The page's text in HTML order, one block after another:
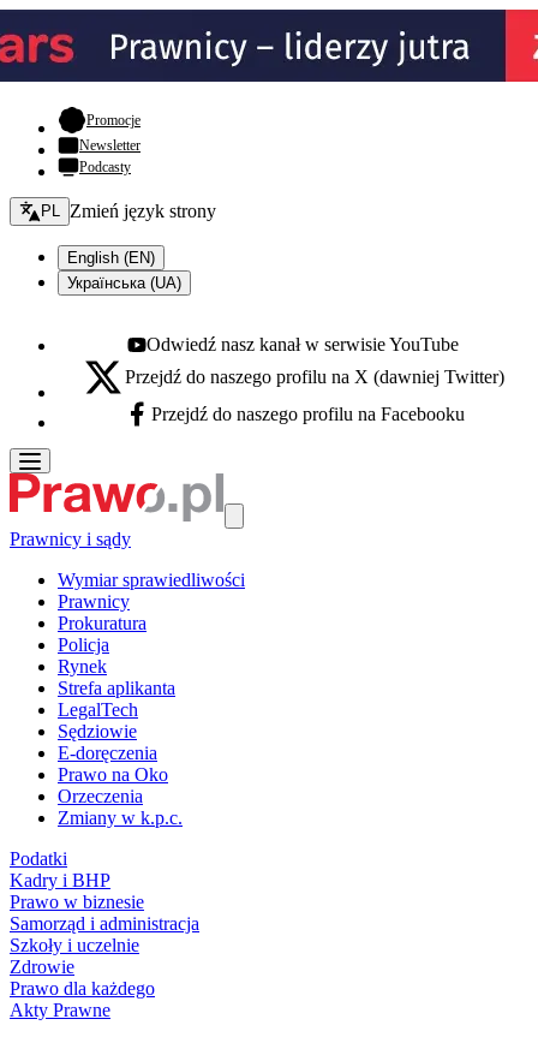
Promocje- otwiera się w nowej karcie
Newsletter
Podcasty
Zmień język - bieżący:
PL Zmień język strony
English (EN)
Українська (UA)
Youtube - otwiera się w nowej karcie
Odwiedź nasz kanał w serwisie YouTube
X - otwiera się w nowej karcie
Przejdź do naszego profilu na X (dawniej Twitter)
Facebook - otwiera się w nowej karcie
Przejdź do naszego profilu na Facebooku
Prawnicy i sądy
Wymiar sprawiedliwości
Prawnicy
Prokuratura
Policja
Rynek
Strefa aplikanta
LegalTech
Sędziowie
E-doręczenia
Prawo na Oko
Orzeczenia
Zmiany w k.p.c.
Podatki
Kadry i BHP
Prawo w biznesie
Samorząd i administracja
Szkoły i uczelnie
Zdrowie
Prawo dla każdego
Akty Prawne